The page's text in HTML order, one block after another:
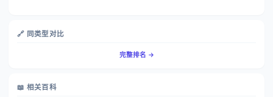
🔗 同类型对比
完整排名 →
📖 相关百科